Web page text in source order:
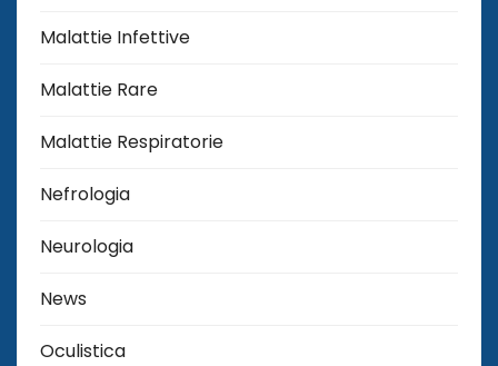
Malattie Infettive
Malattie Rare
Malattie Respiratorie
Nefrologia
Neurologia
News
Oculistica